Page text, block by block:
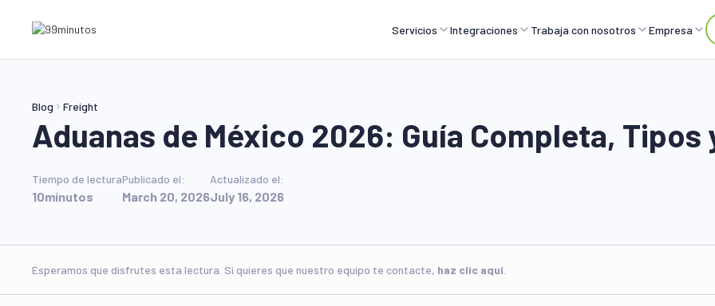
Servicios Integraciones Trabaja con nosotros Empresa
Blog Freight
Aduanas de México 2026: Guía Completa, Tipos
Tiempo de lectura
10minutos
Publicado el:
March 20, 2026
Actualizado el:
July 16, 2026
Esperamos que disfrutes esta lectura. Si quieres que nuestro equipo te contacte, haz clic aquí